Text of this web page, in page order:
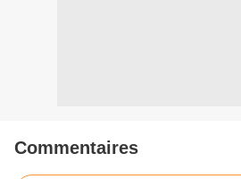
Commentaires